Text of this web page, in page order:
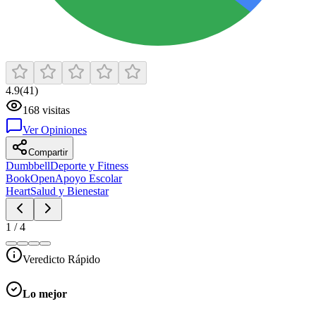
4.9(41)
168 visitas
Ver Opiniones
Compartir
DumbbellDeporte y Fitness
BookOpenApoyo Escolar
HeartSalud y Bienestar
1 /4
Veredicto Rápido
Lo mejor